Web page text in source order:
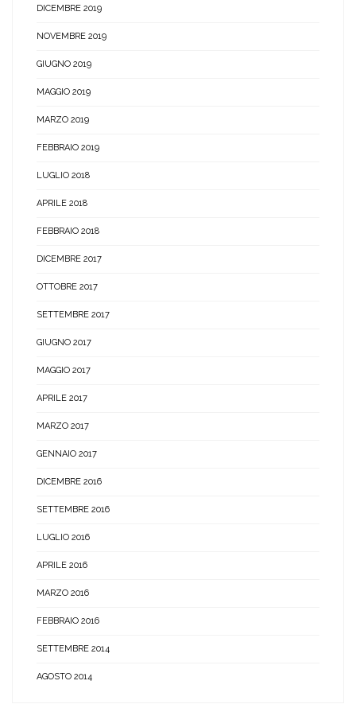
DICEMBRE 2019
NOVEMBRE 2019
GIUGNO 2019
MAGGIO 2019
MARZO 2019
FEBBRAIO 2019
LUGLIO 2018
APRILE 2018
FEBBRAIO 2018
DICEMBRE 2017
OTTOBRE 2017
SETTEMBRE 2017
GIUGNO 2017
MAGGIO 2017
APRILE 2017
MARZO 2017
GENNAIO 2017
DICEMBRE 2016
SETTEMBRE 2016
LUGLIO 2016
APRILE 2016
MARZO 2016
FEBBRAIO 2016
SETTEMBRE 2014
AGOSTO 2014